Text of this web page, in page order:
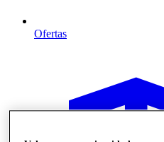
Ofertas